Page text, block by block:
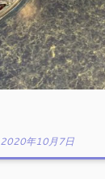
2020年10月7日